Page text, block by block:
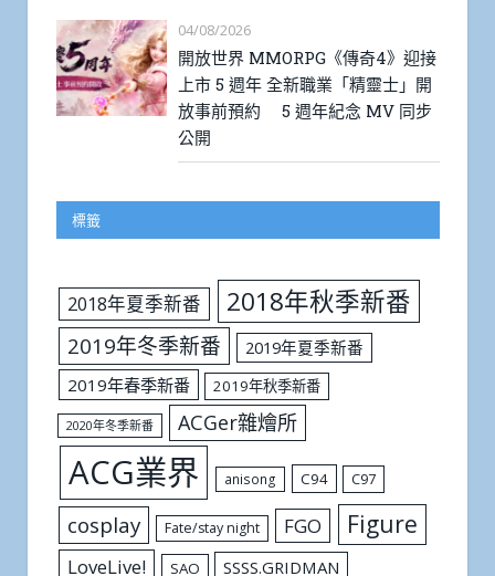
04/08/2026
開放世界 MMORPG《傳奇4》迎接
上市 5 週年 全新職業「精靈士」開
放事前預約 5 週年紀念 MV 同步
公開
標籤
2018年夏季新番 2018年秋季新番
2019年冬季新番
2019年夏季新番
2019年春季新番
2019年秋季新番
2020年冬季新番 ACGer雜燴所
ACG業界 anisong C94 C97
cosplay Fate/stay night FGO Figure
LoveLive! SAO SSSS.GRIDMAN